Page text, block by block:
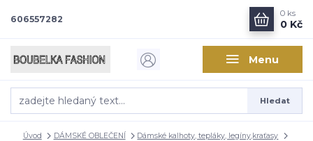
Menu
Hledat
606557282
0 ks
0 Kč
Úvod DÁMSKÉ OBLEČENÍ
Dámské kalhoty, tepláky, legíny,kraťasy